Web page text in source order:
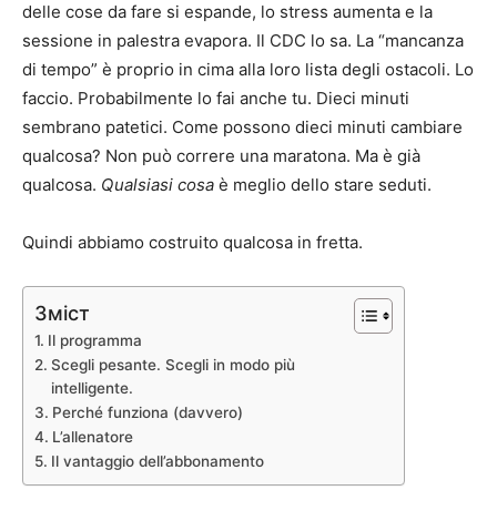
delle cose da fare si espande, lo stress aumenta e la
sessione in palestra evapora. Il CDC lo sa. La “mancanza
di tempo” è proprio in cima alla loro lista degli ostacoli. Lo
faccio. Probabilmente lo fai anche tu. Dieci minuti
sembrano patetici. Come possono dieci minuti cambiare
qualcosa? Non può correre una maratona. Ma è già
qualcosa. Qualsiasi cosa è meglio dello stare seduti.
Quindi abbiamo costruito qualcosa in fretta.
Зміст
Il programma
Scegli pesante. Scegli in modo più
intelligente.
Perché funziona (davvero)
L’allenatore
Il vantaggio dell’abbonamento